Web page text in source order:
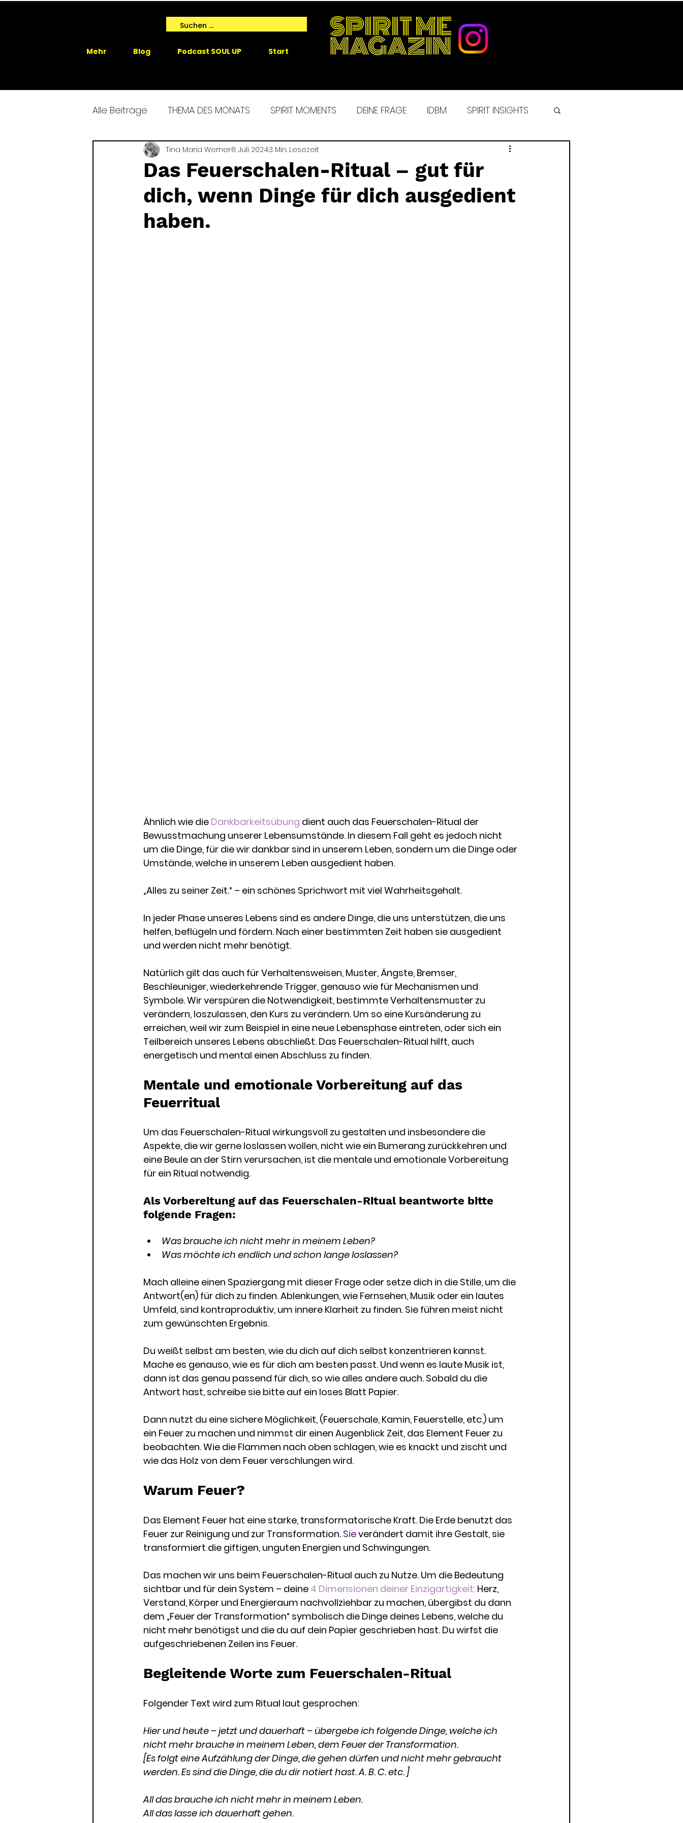
Start
Podcast SOUL UP
Blog
Mehr
SPIRIT ME
MAGAZIN
Alle Beiträge THEMA DES MONATS SPIRIT MOMENTS DEINE FRAGE IDBM SPIRIT INSIGHTS
SPIRIT ME EVENTS SPIRIT ME EXPERIENCE MORGENROUTINE
GAIA SPRICHT
Das Feuerschalen-Ritual – gut für
dich, wenn Dinge für dich ausgedient
haben.
Tina Maria Werner8. Juli 20243 Min. Lesezeit
Ähnlich wie die Dankbarkeitsübung dient auch das Feuerschalen-Ritual der
Bewusstmachung unserer Lebensumstände. In diesem Fall geht es jedoch nicht
um die Dinge, für die wir dankbar sind in unserem Leben, sondern um die Dinge oder
Umstände, welche in unserem Leben ausgedient haben.
„Alles zu seiner Zeit.“ – ein schönes Sprichwort mit viel Wahrheitsgehalt.
In jeder Phase unseres Lebens sind es andere Dinge, die uns unterstützen, die uns
helfen, beflügeln und fördern. Nach einer bestimmten Zeit haben sie ausgedient
und werden nicht mehr benötigt.
Natürlich gilt das auch für Verhaltensweisen, Muster, Ängste, Bremser,
Beschleuniger, wiederkehrende Trigger, genauso wie für Mechanismen und
Symbole. Wir verspüren die Notwendigkeit, bestimmte Verhaltensmuster zu
verändern, loszulassen, den Kurs zu verändern. Um so eine Kursänderung zu
erreichen, weil wir zum Beispiel in eine neue Lebensphase eintreten, oder sich ein
Teilbereich unseres Lebens abschließt. Das Feuerschalen-Ritual hilft, auch
energetisch und mental einen Abschluss zu finden.
Mentale und emotionale Vorbereitung auf das
Feuerritual
Um das Feuerschalen-Ritual wirkungsvoll zu gestalten und insbesondere die
Aspekte, die wir gerne loslassen wollen, nicht wie ein Bumerang zurückkehren und
eine Beule an der Stirn verursachen, ist die mentale und emotionale Vorbereitung
für ein Ritual notwendig.
Als Vorbereitung auf das Feuerschalen-Ritual beantworte bitte
folgende Fragen:
Was brauche ich nicht mehr in meinem Leben?
Was möchte ich endlich und schon lange loslassen?
Mach alleine einen Spaziergang mit dieser Frage oder setze dich in die Stille, um die
Antwort(en) für dich zu finden. Ablenkungen, wie Fernsehen, Musik oder ein lautes
Umfeld, sind kontraproduktiv, um innere Klarheit zu finden. Sie führen meist nicht
zum gewünschten Ergebnis.
Du weißt selbst am besten, wie du dich auf dich selbst konzentrieren kannst.
Mache es genauso, wie es für dich am besten passt. Und wenn es laute Musik ist,
dann ist das genau passend für dich, so wie alles andere auch. Sobald du die
Antwort hast, schreibe sie bitte auf ein loses Blatt Papier.
Dann nutzt du eine sichere Möglichkeit, (Feuerschale, Kamin, Feuerstelle, etc.) um
ein Feuer zu machen und nimmst dir einen Augenblick Zeit, das Element Feuer zu
beobachten. Wie die Flammen nach oben schlagen, wie es knackt und zischt und
wie das Holz von dem Feuer verschlungen wird.
Warum Feuer?
Das Element Feuer hat eine starke, transformatorische Kraft. Die Erde benutzt das
Feuer zur Reinigung und zur Transformation. Sie verändert damit ihre Gestalt, sie
transformiert die giftigen, unguten Energien und Schwingungen.
Das machen wir uns beim Feuerschalen-Ritual auch zu Nutze. Um die Bedeutung
sichtbar und für dein System – deine 4 Dimensionen deiner Einzigartigkeit: Herz,
Verstand, Körper und Energieraum nachvollziehbar zu machen, übergibst du dann
dem „Feuer der Transformation“ symbolisch die Dinge deines Lebens, welche du
nicht mehr benötigst und die du auf dein Papier geschrieben hast. Du wirfst die
aufgeschriebenen Zeilen ins Feuer.
Begleitende Worte zum Feuerschalen-Ritual
Folgender Text wird zum Ritual laut gesprochen:
Hier und heute – jetzt und dauerhaft – übergebe ich folgende Dinge, welche ich
nicht mehr brauche in meinem Leben, dem Feuer der Transformation.
[Es folgt eine Aufzählung der Dinge, die gehen dürfen und nicht mehr gebraucht
werden. Es sind die Dinge, die du dir notiert hast. A. B. C. etc. ]
All das brauche ich nicht mehr in meinem Leben.
All das lasse ich dauerhaft gehen.